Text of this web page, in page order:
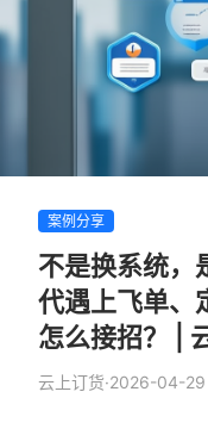
案例分享
不是换系统，
代遇上飞单、
怎么接招？ |
云上订货·2026-04-29